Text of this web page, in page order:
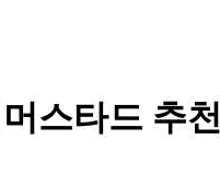
스타드 추천